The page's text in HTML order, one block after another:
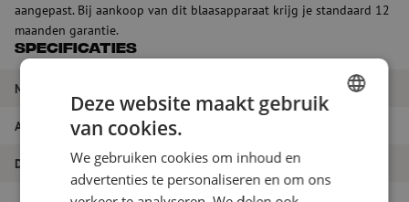
aangepast. Bij aankoop van dit blaasapparaat krijg je standaard 12
maanden garantie.
Specificaties
Merk
Afstand Tot 5000m
Duct diameter 10 - 63 mm
Deze website maakt gebruik
van cookies.
We gebruiken cookies om inhoud en
advertenties te personaliseren en om ons